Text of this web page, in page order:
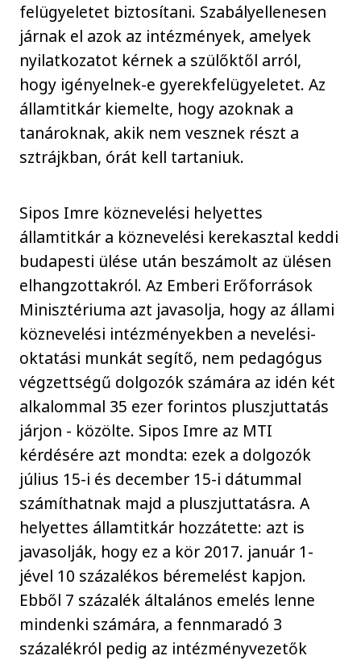
felügyeletet biztosítani. Szabályellenesen
járnak el azok az intézmények, amelyek
nyilatkozatot kérnek a szülőktől arról,
hogy igényelnek-e gyerekfelügyeletet. Az
államtitkár kiemelte, hogy azoknak a
tanároknak, akik nem vesznek részt a
sztrájkban, órát kell tartaniuk.
Sipos Imre köznevelési helyettes
államtitkár a köznevelési kerekasztal keddi
budapesti ülése után beszámolt az ülésen
elhangzottakról. Az Emberi Erőforrások
Minisztériuma azt javasolja, hogy az állami
köznevelési intézményekben a nevelési-
oktatási munkát segítő, nem pedagógus
végzettségű dolgozók számára az idén két
alkalommal 35 ezer forintos pluszjuttatás
járjon - közölte. Sipos Imre az MTI
kérdésére azt mondta: ezek a dolgozók
július 15-i és december 15-i dátummal
számíthatnak majd a pluszjuttatásra. A
helyettes államtitkár hozzátette: azt is
javasolják, hogy ez a kör 2017. január 1-
jével 10 százalékos béremelést kapjon.
Ebből 7 százalék általános emelés lenne
mindenki számára, a fennmaradó 3
százalékról pedig az intézményvezetők